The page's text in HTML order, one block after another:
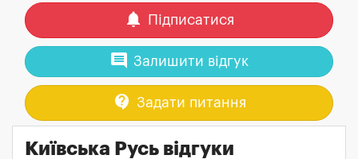
notifications Підписатися
comment Залишити відгук
contact_support Задати питання
Київська Русь відгуки